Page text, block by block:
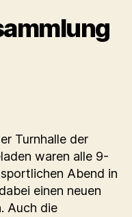
Turnhalle der
waren alle 9-
Abend in
einen neuen
Auch die